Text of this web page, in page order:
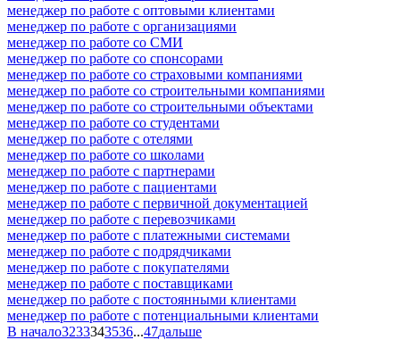
менеджер по работе с оптовыми клиентами
менеджер по работе с организациями
менеджер по работе со СМИ
менеджер по работе со спонсорами
менеджер по работе со страховыми компаниями
менеджер по работе со строительными компаниями
менеджер по работе со строительными объектами
менеджер по работе со студентами
менеджер по работе с отелями
менеджер по работе со школами
менеджер по работе с партнерами
менеджер по работе с пациентами
менеджер по работе с первичной документацией
менеджер по работе с перевозчиками
менеджер по работе с платежными системами
менеджер по работе с подрядчиками
менеджер по работе с покупателями
менеджер по работе с поставщиками
менеджер по работе с постоянными клиентами
менеджер по работе с потенциальными клиентами
В начало3233343536...47дальше